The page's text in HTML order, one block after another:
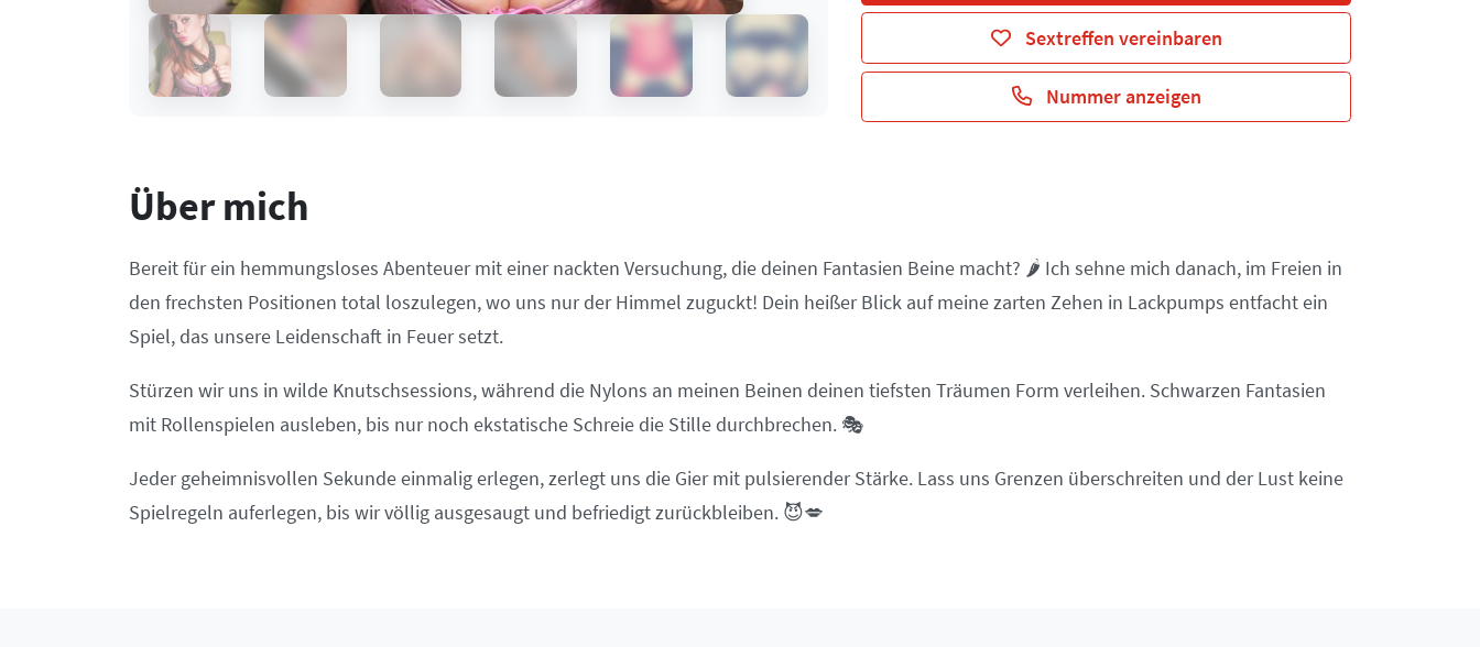
Sextreffen vereinbaren
Nummer anzeigen
Über mich
Bereit für ein hemmungsloses Abenteuer mit einer nackten Versuchung, die deinen Fantasien Beine macht? 🌶️ Ich sehne mich danach, im Freien in
den frechsten Positionen total loszulegen, wo uns nur der Himmel zuguckt! Dein heißer Blick auf meine zarten Zehen in Lackpumps entfacht ein
Spiel, das unsere Leidenschaft in Feuer setzt.
Stürzen wir uns in wilde Knutschsessions, während die Nylons an meinen Beinen deinen tiefsten Träumen Form verleihen. Schwarzen Fantasien
mit Rollenspielen ausleben, bis nur noch ekstatische Schreie die Stille durchbrechen. 🎭
Jeder geheimnisvollen Sekunde einmalig erlegen, zerlegt uns die Gier mit pulsierender Stärke. Lass uns Grenzen überschreiten und der Lust keine
Spielregeln auferlegen, bis wir völlig ausgesaugt und befriedigt zurückbleiben. 😈💋